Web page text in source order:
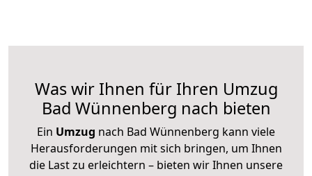
Was wir Ihnen für Ihren Umzug
Bad Wünnenberg nach bieten
Ein Umzug nach Bad Wünnenberg kann viele
Herausforderungen mit sich bringen, um Ihnen
die Last zu erleichtern – bieten wir Ihnen unsere